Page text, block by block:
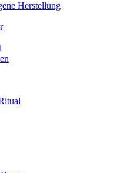
Herstellung